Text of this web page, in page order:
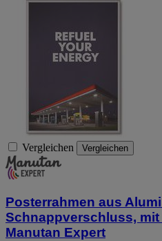
Vergleichen Vergleichen
Posterrahmen aus
Schnappverschluss,
Manutan Expert